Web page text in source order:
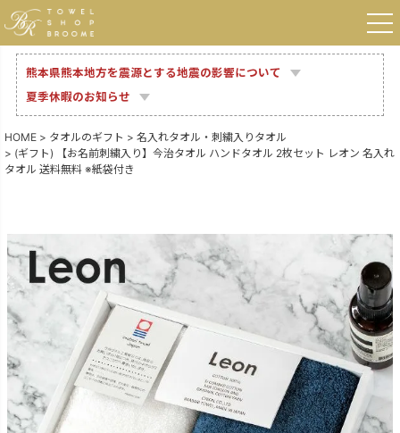
熊本県熊本地方を震源とする地震の影響について
夏季休暇のお知らせ
HOME タオルのギフト
名入れタオル・刺繍入りタオル
(ギフト) 【お名前刺繍入り】今治タオル ハンドタオル 2枚セット レオン 名入れ
タオル 送料無料 ※紙袋付き